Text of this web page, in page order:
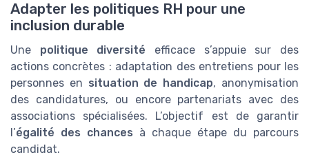
Adapter les politiques RH pour une
inclusion durable
Une politique diversité efficace s’appuie sur des
actions concrètes : adaptation des entretiens pour les
personnes en situation de handicap, anonymisation
des candidatures, ou encore partenariats avec des
associations spécialisées. L’objectif est de garantir
l’égalité des chances à chaque étape du parcours
candidat.